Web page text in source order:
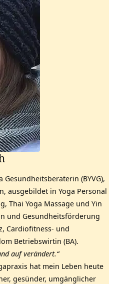
Gesundheitsberaterin (BYVG),
ausgebildet in Yoga Personal
Thai Yoga Massage und Yin
und Gesundheitsförderung
Cardiofitness- und
Betriebswirtin (BA).
auf verändert.“
hat mein Leben heute
gesünder, umgänglicher